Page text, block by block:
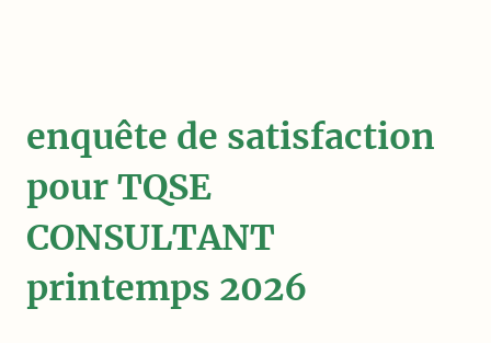
enquête de satisfaction
pour TQSE
CONSULTANT
printemps 2026